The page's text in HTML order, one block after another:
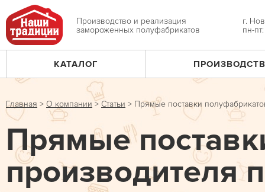
Jump
to
navigation
Производство и реализация
замороженных полуфабрикатов
г.
пн-
Главное
меню
КАТАЛОГ
Вы
здесь
Главная > О компании > Статьи > Прямые поставки
Прямые
производителя